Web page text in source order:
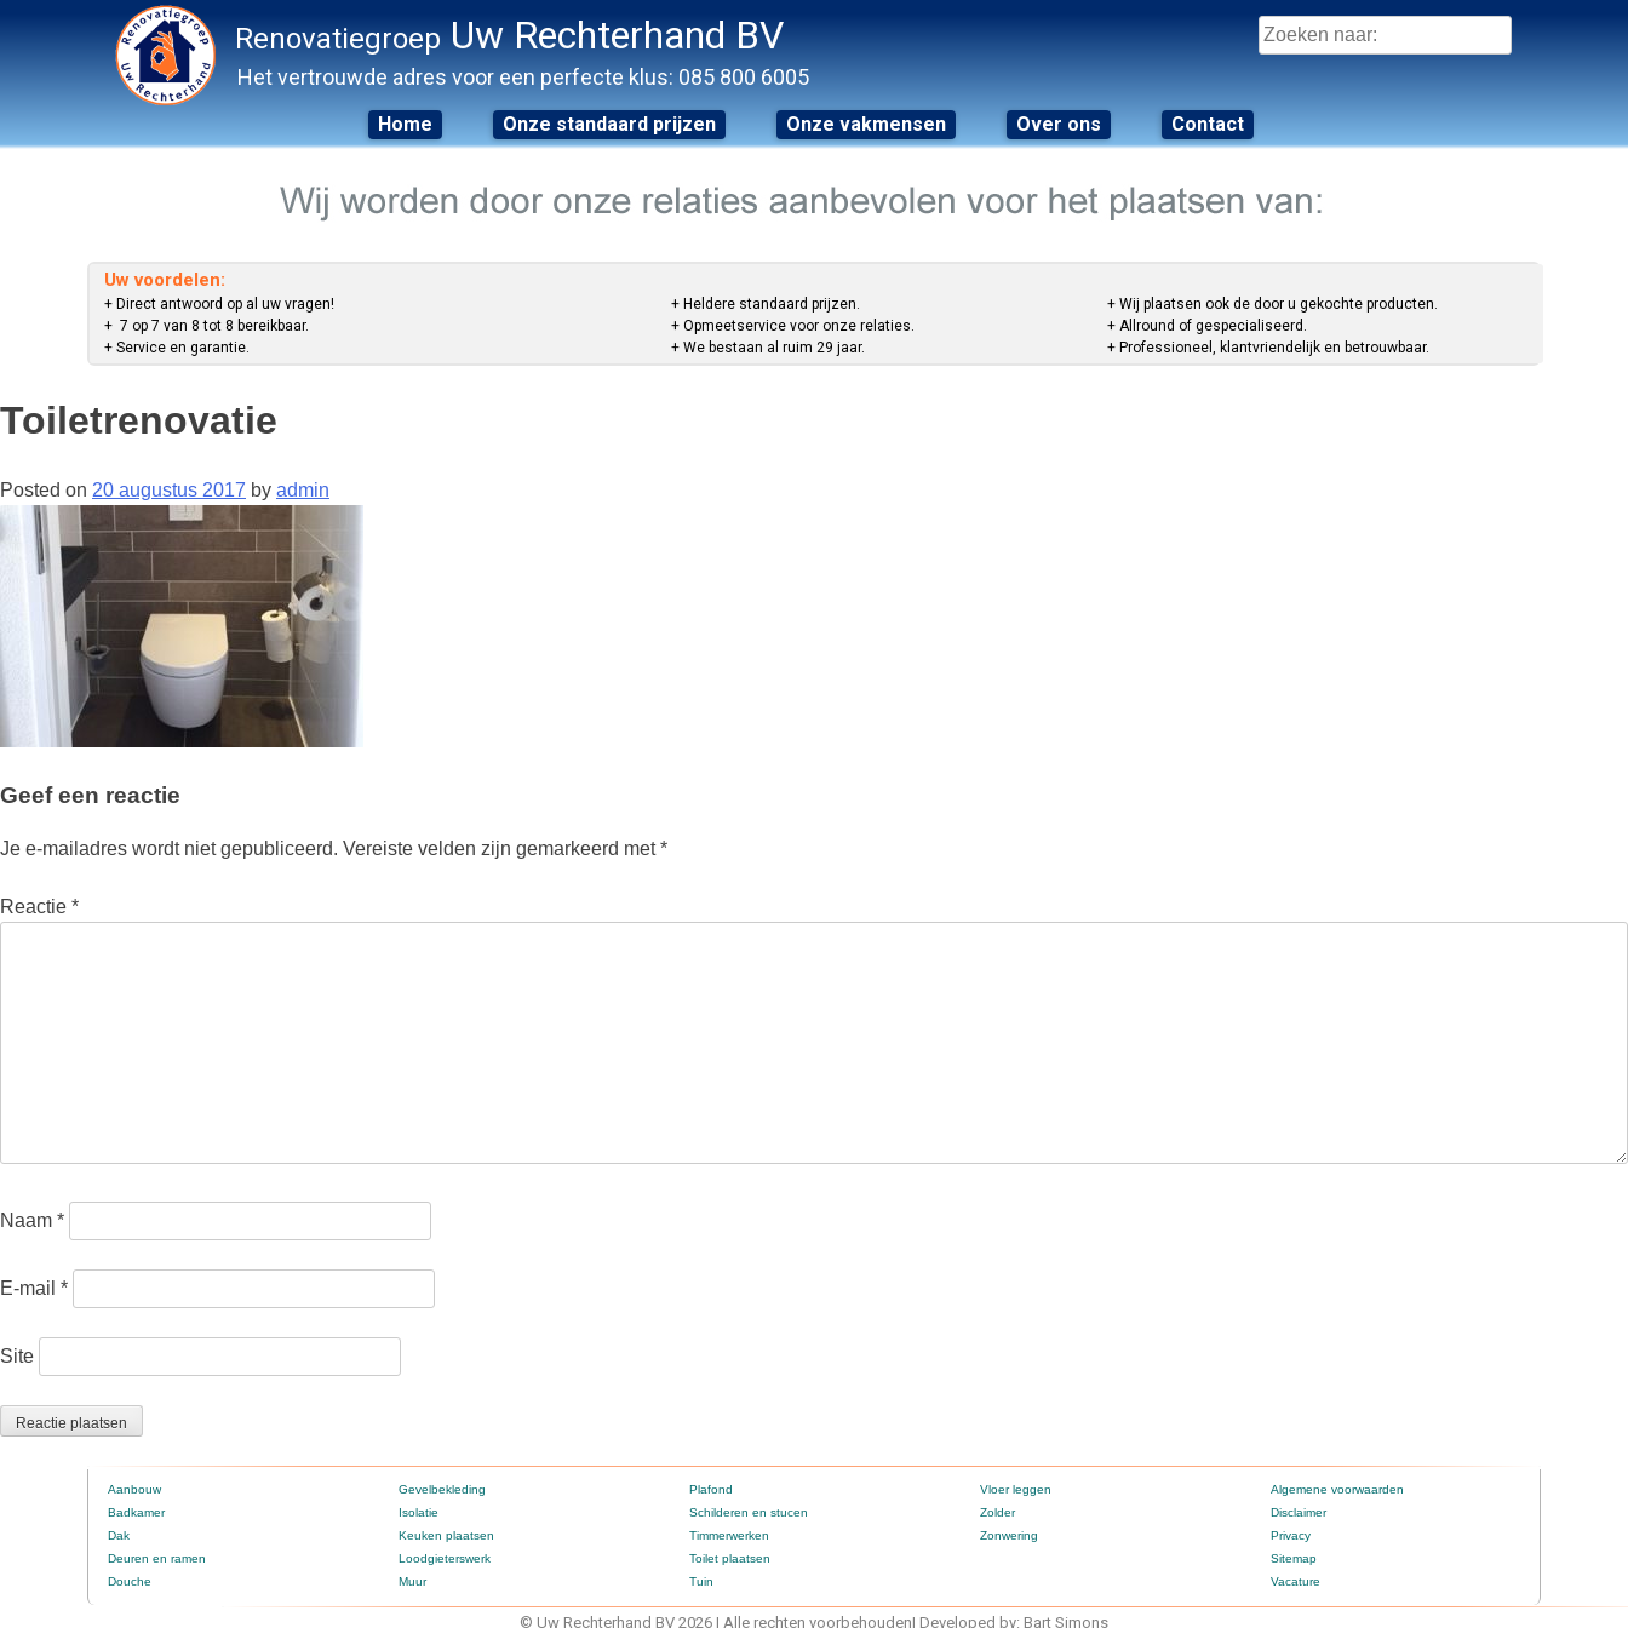
Renovatiegroep Uw Rechterhand BV
Het vertrouwde adres voor een perfecte klus: 085 800 6005
Zoeken
naar:
Home Onze standaard prijzen Onze vakmensen Over ons Contact
Uw voordelen:
+ Direct antwoord op al uw vragen!
+ 7 op 7 van 8 tot 8 bereikbaar.
+ Service en garantie.
+ Heldere standaard prijzen.
+ Opmeetservice voor onze relaties.
+ We bestaan al ruim 29 jaar.
+ Wij plaatsen ook de door u gekochte producten.
+ Allround of gespecialiseerd.
+ Professioneel, klantvriendelijk en betrouwbaar.
Toiletrenovatie
Posted on 20 augustus 2017 by admin
Geef een reactie
Je e-mailadres wordt niet gepubliceerd. Vereiste velden zijn gemarkeerd met*
Reactie *
Naam *
E-mail *
Site
Aanbouw
Badkamer
Dak
Deuren en ramen
Douche
Gevelbekleding
Isolatie
Keuken plaatsen
Loodgieterswerk
Muur
Plafond
Schilderen en stucen
Timmerwerken
Toilet plaatsen
Tuin
Vloer leggen
Zolder
Zonwering
Algemene voorwaarden
Disclaimer
Privacy
Sitemap
Vacature
© Uw Rechterhand BV 2026 | Alle rechten voorbehouden| Developed by: Bart Simons